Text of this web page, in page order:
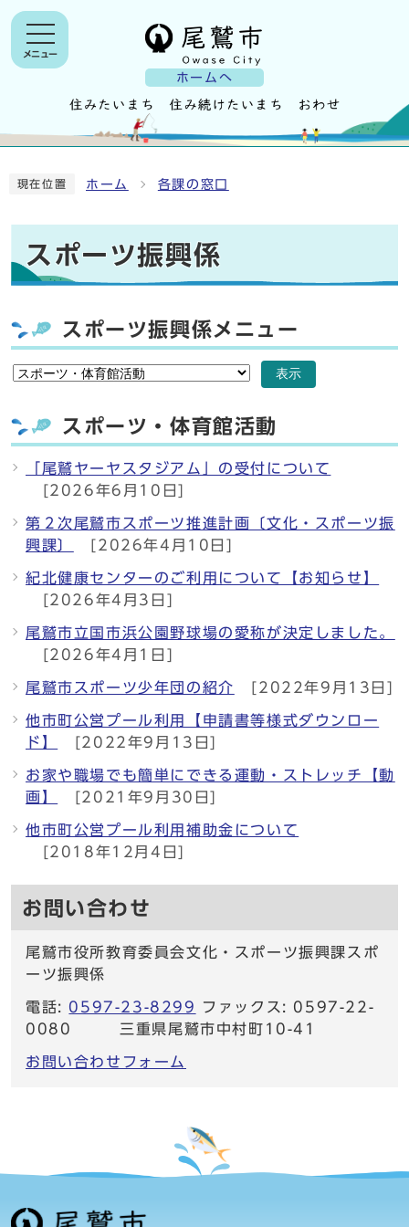
ホームへ
メニュー
現在位置 ホーム 各課の窓口
スポーツ振興係
スポーツ振興係メニュー
表示
スポーツ・体育館活動
「尾鷲ヤーヤスタジアム」の受付について
[2026年6月10日]
第２次尾鷲市スポーツ推進計画〔文化・スポーツ振
興課〕
[2026年4月10日]
紀北健康センターのご利用について【お知らせ】
[2026年4月3日]
尾鷲市立国市浜公園野球場の愛称が決定しました。
[2026年4月1日]
尾鷲市スポーツ少年団の紹介 [2022年9月13日]
他市町公営プール利用【申請書等様式ダウンロー
ド】
[2022年9月13日]
お家や職場でも簡単にできる運動・ストレッチ【動
画】
[2021年9月30日]
他市町公営プール利用補助金について
[2018年12月4日]
お問い合わせ
尾鷲市役所教育委員会文化・スポーツ振興課スポ
ーツ振興係
電話: 0597-23-8299
ファックス: 0597-22-
0080 三重県尾鷲市中村町10-41
お問い合わせフォーム